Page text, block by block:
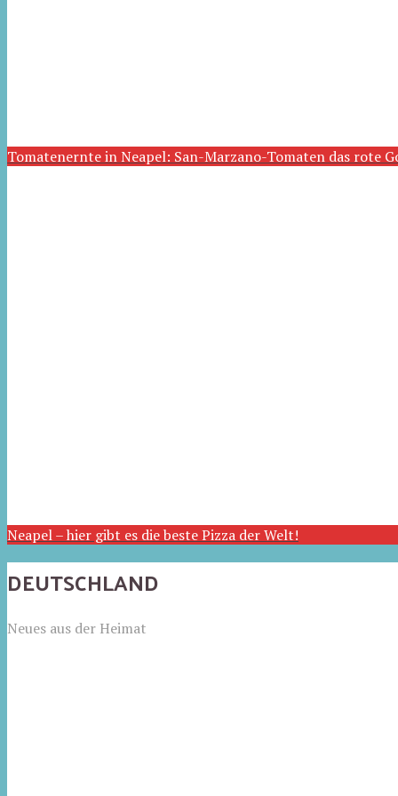
Tomatenernte in Neapel: San-Marzano-Tomaten das rote
Neapel – hier gibt es die beste Pizza der Welt!
DEUTSCHLAND
Neues aus der Heimat